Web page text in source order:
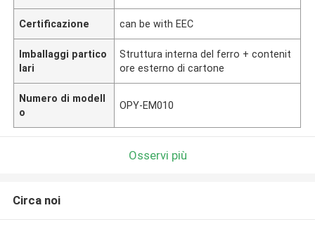
Certificazione can be with EEC
Imballaggi partico
lari
Struttura interna del ferro + contenit
ore esterno di cartone
Numero di modell
o
OPY-EM010
Osservi più
Circa noi